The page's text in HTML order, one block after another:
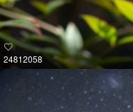
24812058